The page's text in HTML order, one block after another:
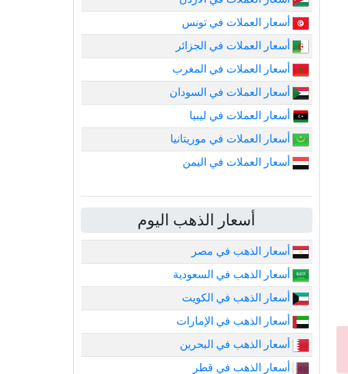
أسعار العملات في تونس
أسعار العملات في الجزائر
أسعار العملات في المغرب
أسعار العملات في السودان
أسعار العملات في ليبيا
أسعار العملات في موريتانيا
أسعار العملات في اليمن
أسعار الذهب اليوم
أسعار الذهب في مصر
أسعار الذهب في السعودية
أسعار الذهب في الكويت
أسعار الذهب في الإمارات
أسعار الذهب في البحرين
أسعار الذهب في قطر